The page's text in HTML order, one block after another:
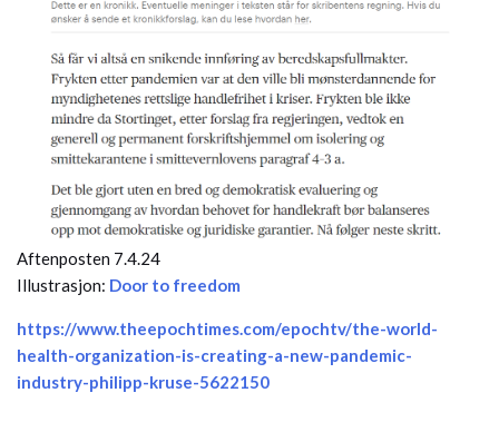
Aftenposten 7.4.24
Illustrasjon: Door to freedom
https://www.theepochtimes.com/epochtv/the-world-
health-organization-is-creating-a-new-pandemic-
industry-philipp-kruse-5622150